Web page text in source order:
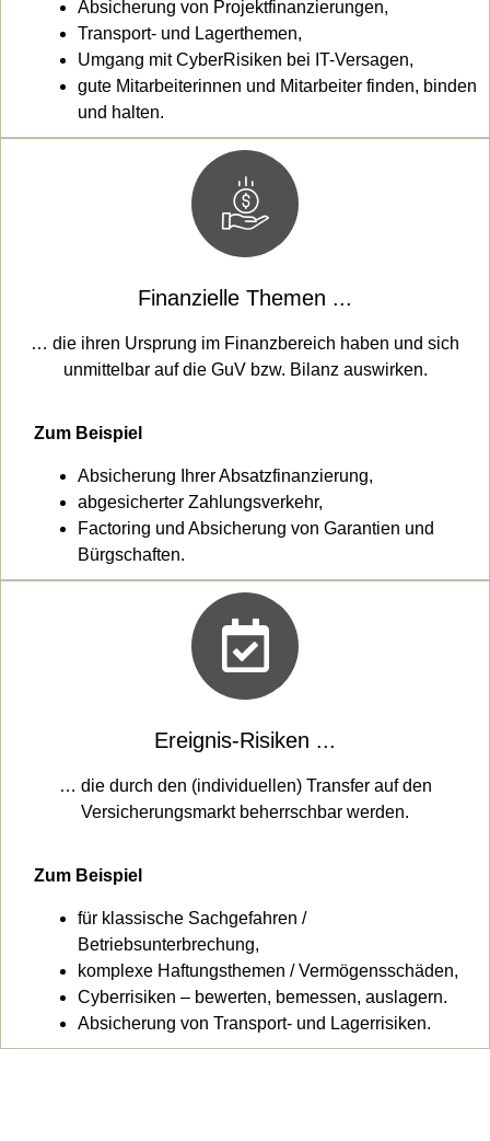
Absicherung von Projektfinanzierungen,
Transport- und Lagerthemen,
Umgang mit CyberRisiken bei IT-Versagen,
gute Mitarbeiterinnen und Mitarbeiter finden, binden
und halten.
Finanzielle Themen ...
… die ihren Ursprung im Finanzbereich haben und sich
unmittelbar auf die GuV bzw. Bilanz auswirken.
Zum Beispiel
Absicherung Ihrer Absatzfinanzierung,
abgesicherter Zahlungsverkehr,
Factoring und Absicherung von Garantien und
Bürgschaften.
Ereignis-Risiken ...
… die durch den (individuellen) Transfer auf den
Versicherungsmarkt beherrschbar werden.
Zum Beispiel
für klassische Sachgefahren /
Betriebsunterbrechung,
komplexe Haftungsthemen / Vermögensschäden,
Cyberrisiken – bewerten, bemessen, auslagern.
Absicherung von Transport- und Lagerrisiken.